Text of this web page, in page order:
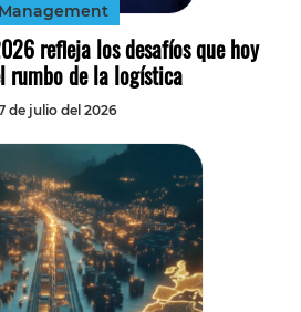
Management
refleja los desafíos que hoy
rumbo de la logística
de julio del 2026